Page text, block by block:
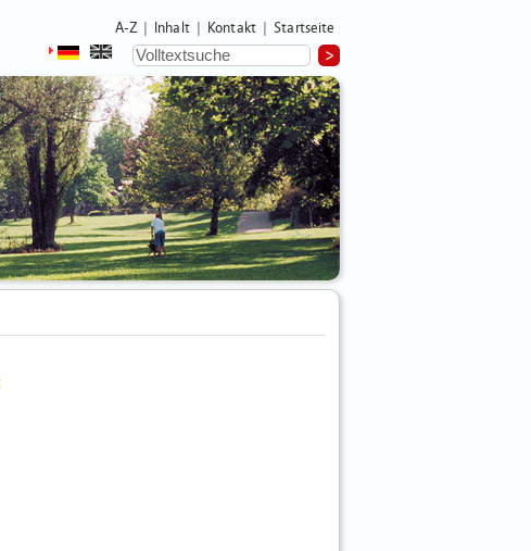
A-Z Inhalt Kontakt Startseite